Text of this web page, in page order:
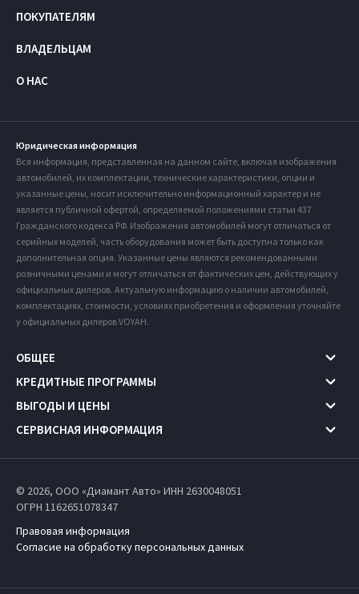
ПОКУПАТЕЛЯМ
ВЛАДЕЛЬЦАМ
О НАС
Юридическая информация
Вся информация, представленная на данном сайте, включая изображения
автомобилей, их комплектации, технические характеристики, опции и
указанные цены, носит исключительно информационный характер и не
является публичной офертой, определяемой положениями статьи 437
Гражданского кодекса РФ. Изображения автомобилей могут отличаться от
серийных моделей, часть оборудования может быть доступна только как
дополнительная опция. Указанные цены являются рекомендованными
розничными ценами и могут отличаться от фактических цен, действующих у
официальных дилеров. Актуальную информацию о наличии автомобилей,
комплектациях, стоимости, условиях приобретения и оформления уточняйте
у официальных дилеров VOYAH.
ОБЩЕЕ
КРЕДИТНЫЕ ПРОГРАММЫ
ВЫГОДЫ И ЦЕНЫ
СЕРВИСНАЯ ИНФОРМАЦИЯ
© 2026, ООО «Диамант Авто» ИНН 2630048051
ОГРН 1162651078347
Правовая информация
Согласие на обработку персональных данных